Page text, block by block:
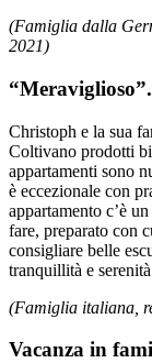
(Famiglia dalla
2021)
“Meraviglioso”.
Christoph e la sua
Coltivano prodotti
appartamenti sono
è eccezionale con
appartamento c’è
fare, preparato con
consigliare belle
tranquillità e
(Famiglia italiana,
Vacanza in